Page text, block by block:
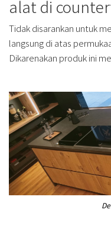
alat di
Tidak disarankan untuk
langsung di atas
Dikarenakan produk ini